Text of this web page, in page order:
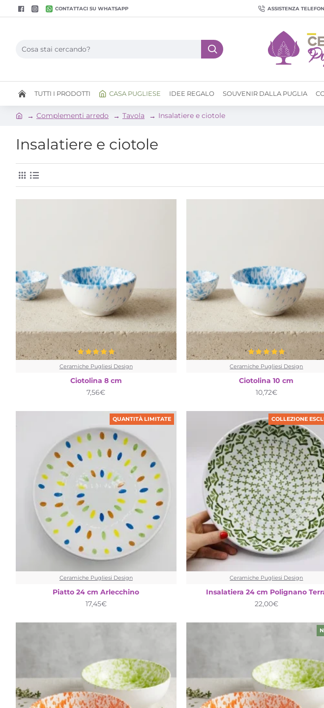
CONTATTACI SU WHATSAPP ASSISTENZA
TUTTI I PRODOTTI CASA PUGLIESE IDEE REGALO SOUVENIR DALLA PUGLIA
Complementi arredo Tavola Insalatiere e ciotole
Insalatiere e ciotole
Ceramiche Pugliesi Design
Ciotolina 8 cm
7,56€
Ceramiche Pugliesi Design
Ciotolina 10 cm
10,72€
QUANTITÀ LIMITATE
Ceramiche Pugliesi Design
Piatto 24 cm Arlecchino
17,45€
COLLEZIONE
Ceramiche Pugliesi Design
Insalatiera 24 cm Polignano
22,00€